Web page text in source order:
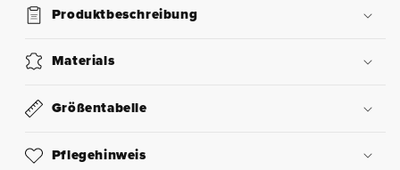
Produktbeschreibung
Materials
Größentabelle
Pflegehinweis